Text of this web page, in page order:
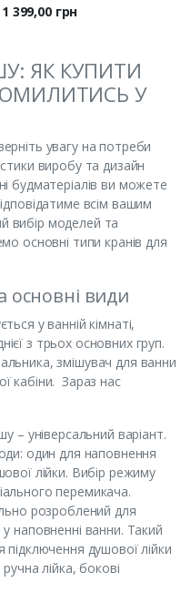
Ціна
1 399,00 грн
ЯК КУПИТИ
У
увагу на потреби
виробу та дизайн
будматеріалів ви можете
всім вашим
вибір моделей та
основні типи кранів для
основні види
у ванній кімнаті,
з трьох основних груп.
змішувач для ванни
кабіни. Зараз нас
– універсальний варіант.
один для наповнення
лійки. Вибір режиму
перемикача.
розроблений для
наповненні ванни. Такий
душової лійки
лійка, бокові